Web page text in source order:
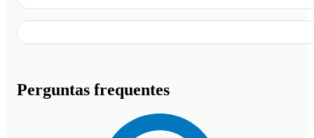
Perguntas frequentes